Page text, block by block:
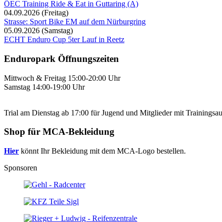
ÖEC Training Ride & Eat in Guttaring (A)
04.09.2026 (Freitag)
Strasse: Sport Bike EM auf dem Nürburgring
05.09.2026 (Samstag)
ECHT Enduro Cup 5ter Lauf in Reetz
Enduropark Öffnungszeiten
Mittwoch & Freitag 15:00-20:00 Uhr
Samstag 14:00-19:00 Uhr
Trial am Dienstag ab 17:00 für Jugend und Mitglieder mit
Shop für MCA-Bekleidung
Hier könnt Ihr Bekleidung mit dem MCA-Logo bestellen.
Sponsoren